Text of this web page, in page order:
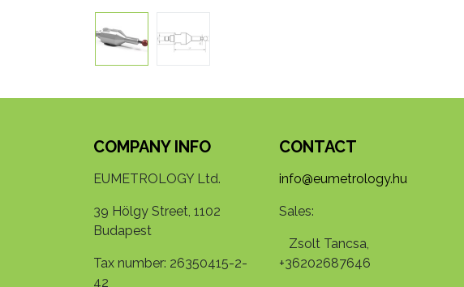
COMPANY INFO
EUMETROLOGY Ltd.
39 Hölgy Street, 1102
Budapest
Tax number: 26350415-2-
42
CONTACT
info@eumetrology.hu
Sales:
Zsolt Tancsa,
+36202687646